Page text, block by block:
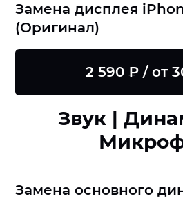
Замена дисплея
(Оригинал)
2 590 ₽ / от
Звук |
Замена основного